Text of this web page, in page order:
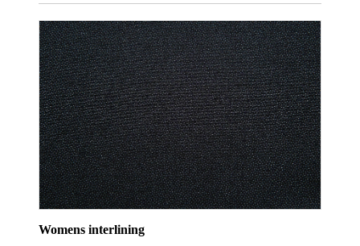
Womens interlining